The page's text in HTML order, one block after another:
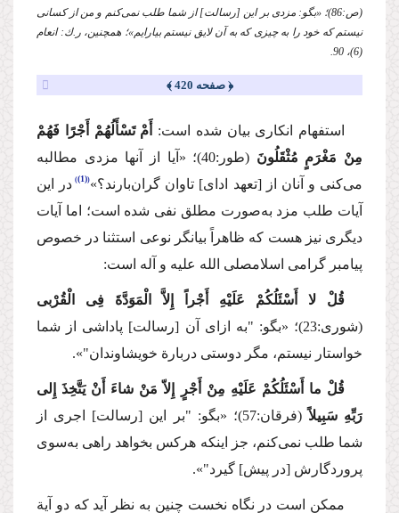
(ص:86)؛ «بگو: مزدی بر این [رسالت] از شما طلب نمی‌كنم و من از كسانی
نیستم كه خود را به چیزی كه به آن لایق نیستم بیارایم»؛ همچنین، ر.ك: انعام
(6)، 90.
﴿ صفحه 420 ﴾
استفهام انكاری بیان شده است:
أَمْ تَسْأَلُهُمْ أَجْرًا فَهُمْ
مِنْ مَغْرَمٍ مُثْقَلُونَ (طور:40)؛
«آیا از آنها مزدی مطالبه
می‌كنی و آنان از [تعهد ادای] تاوان گران‌بارند؟» (1)
در این
آیات طلب مزد به‌صورت مطلق نفی شده است؛ اما آیات
دیگری نیز هست كه ظاهراً بیانگر نوعی استثنا در خصوص
پیامبر گرامی اسلامصلی الله علیه و آله است:
قُلْ لا أَسْئَلُكُمْ عَلَیْهِ أَجْراً إِلاَّ الْمَوَدَّةَ فِی الْقُرْبی
(شوری:23)؛ «بگو: "به ازای آن [رسالت] پاداشی از شما
خواستار نیستم، مگر دوستی دربارة خویشاوندان"
».
قُلْ ما أَسْئَلُكُمْ عَلَیْهِ مِنْ أَجْرٍ إِلاّ مَنْ شاءَ أَنْ یَتَّخِذَ إِلی
رَبِّهِ سَبِیلاً(فرقان:57)؛
«بگو: "بر این [رسالت] اجری از
شما طلب نمی‌كنم، جز اینكه هركس بخواهد راهی به‌سوی
پروردگارش [در پیش] گیرد"».
ممكن است در نگاه نخست چنین به نظر آید كه دو آیة